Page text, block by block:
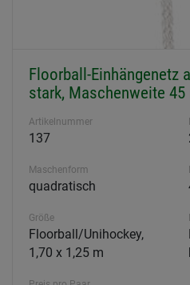
Floorball-Einhängenetz
stark, Maschenweite 45
Artikelnummer
137
Maschenform
quadratisch
Größe
Floorball/Unihockey,
1,70 x 1,25 m